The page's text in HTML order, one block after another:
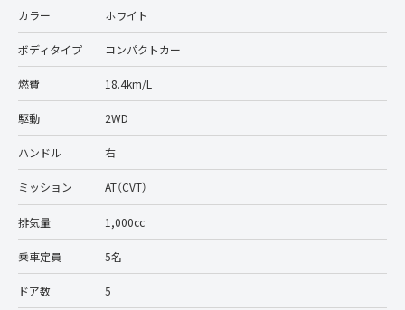
カラー ホワイト
ボディタイプ コンパクトカー
燃費 18.4km/L
駆動 2WD
ハンドル 右
ミッション AT（CVT）
排気量 1,000cc
乗車定員 5名
ドア数 5